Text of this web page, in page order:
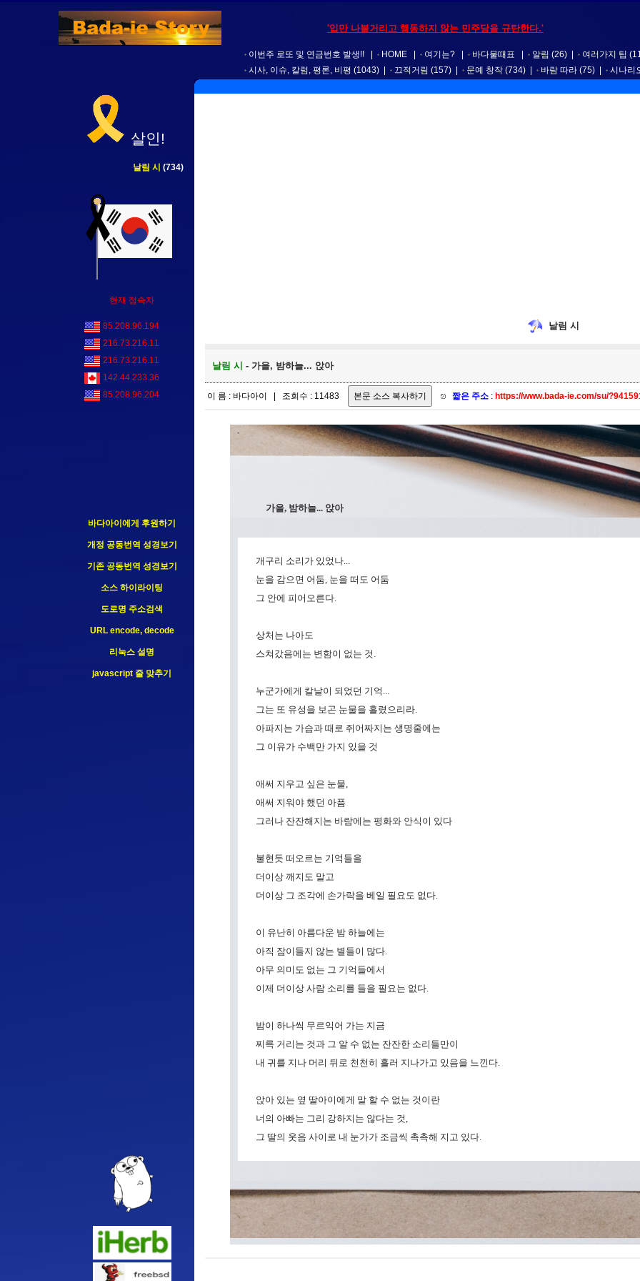
'입만 나불거리고 행동하지 않는 민주당을 규탄한다.'
이번주 로또 및 연금번호 발생!! HOME 여기는? 바다물때표 알림 (26) 여러가지 팁
시사, 이슈, 칼럼, 평론, 비평 (1043) 끄적거림 (157) 문예 창작 (734) 바람 따라 (75) 시나리
살인!
날림 시 (734)
현재 접속자
85.208.96.194
216.73.216.11
216.73.216.11
142.44.233.36
85.208.96.204
바다아이에게 후원하기
개정 공동번역 성경보기
기존 공동번역 성경보기
소스 하이라이팅
도로명 주소검색
URL encode, decode
리눅스 설명
javascript 줄 맞추기
날림 시
날림 시 - 가을, 밤하늘... 앉아
이 름 : 바다아이 | 조회수 : 11483 짧은 주소 : https://www.bada-ie.com/su/
가을, 밤하늘... 앉아
개구리 소리가 있었나...
눈을 감으면 어둠, 눈을 떠도 어둠
그 안에 피어오른다.
상처는 나아도
스쳐갔음에는 변함이 없는 것.
누군가에게 칼날이 되었던 기억...
그는 또 유성을 보곤 눈물을 흘렸으리라.
아파지는 가슴과 때로 쥐어짜지는 생명줄에는
그 이유가 수백만 가지 있을 것
애써 지우고 싶은 눈물,
애써 지워야 했던 아픔
그러나 잔잔해지는 바람에는 평화와 안식이 있다
불현듯 떠오르는 기억들을
더이상 깨지도 말고
더이상 그 조각에 손가락을 베일 필요도 없다.
이 유난히 아름다운 밤 하늘에는
아직 잠이들지 않는 별들이 많다.
아무 의미도 없는 그 기억들에서
이제 더이상 사람 소리를 들을 필요는 없다.
밤이 하나씩 무르익어 가는 지금
찌륵 거리는 것과 그 알 수 없는 잔잔한 소리들만이
내 귀를 지나 머리 뒤로 천천히 흘러 지나가고 있음을 느낀다.
앉아 있는 옆 딸아이에게 말 할 수 없는 것이란
너의 아빠는 그리 강하지는 않다는 것,
그 딸의 웃음 사이로 내 눈가가 조금씩 촉촉해 지고 있다.